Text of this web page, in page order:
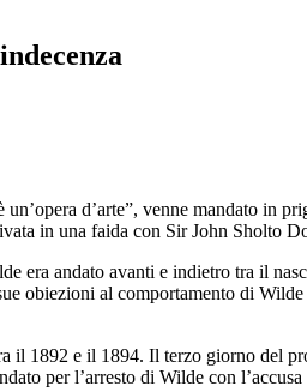
d’arte”, venne mandato in
in una faida con Sir John Sholto
era andato avanti e indietro tra il
obiezioni al comportamento di
1892 e il 1894. Il terzo giorno del
per l’arresto di Wilde con